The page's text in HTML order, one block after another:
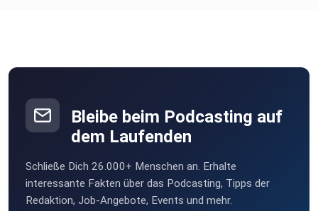
Bleibe beim Podcasting auf
dem Laufenden
Schließe Dich 26.000+ Menschen an. Erhalte
interessante Fakten über das Podcasting, Tipps der
Redaktion, Job-Angebote, Events und mehr.